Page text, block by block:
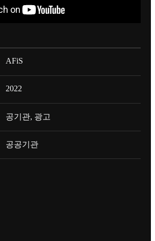
AFiS
2022
공기관, 광고
공공기관